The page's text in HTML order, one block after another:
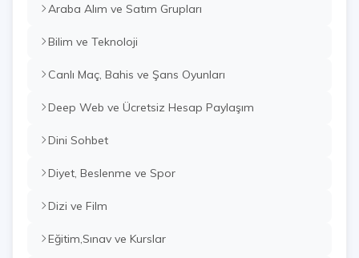
Araba Alım ve Satım Grupları
Bilim ve Teknoloji
Canlı Maç, Bahis ve Şans Oyunları
Deep Web ve Ücretsiz Hesap Paylaşım
Dini Sohbet
Diyet, Beslenme ve Spor
Dizi ve Film
Eğitim,Sınav ve Kurslar